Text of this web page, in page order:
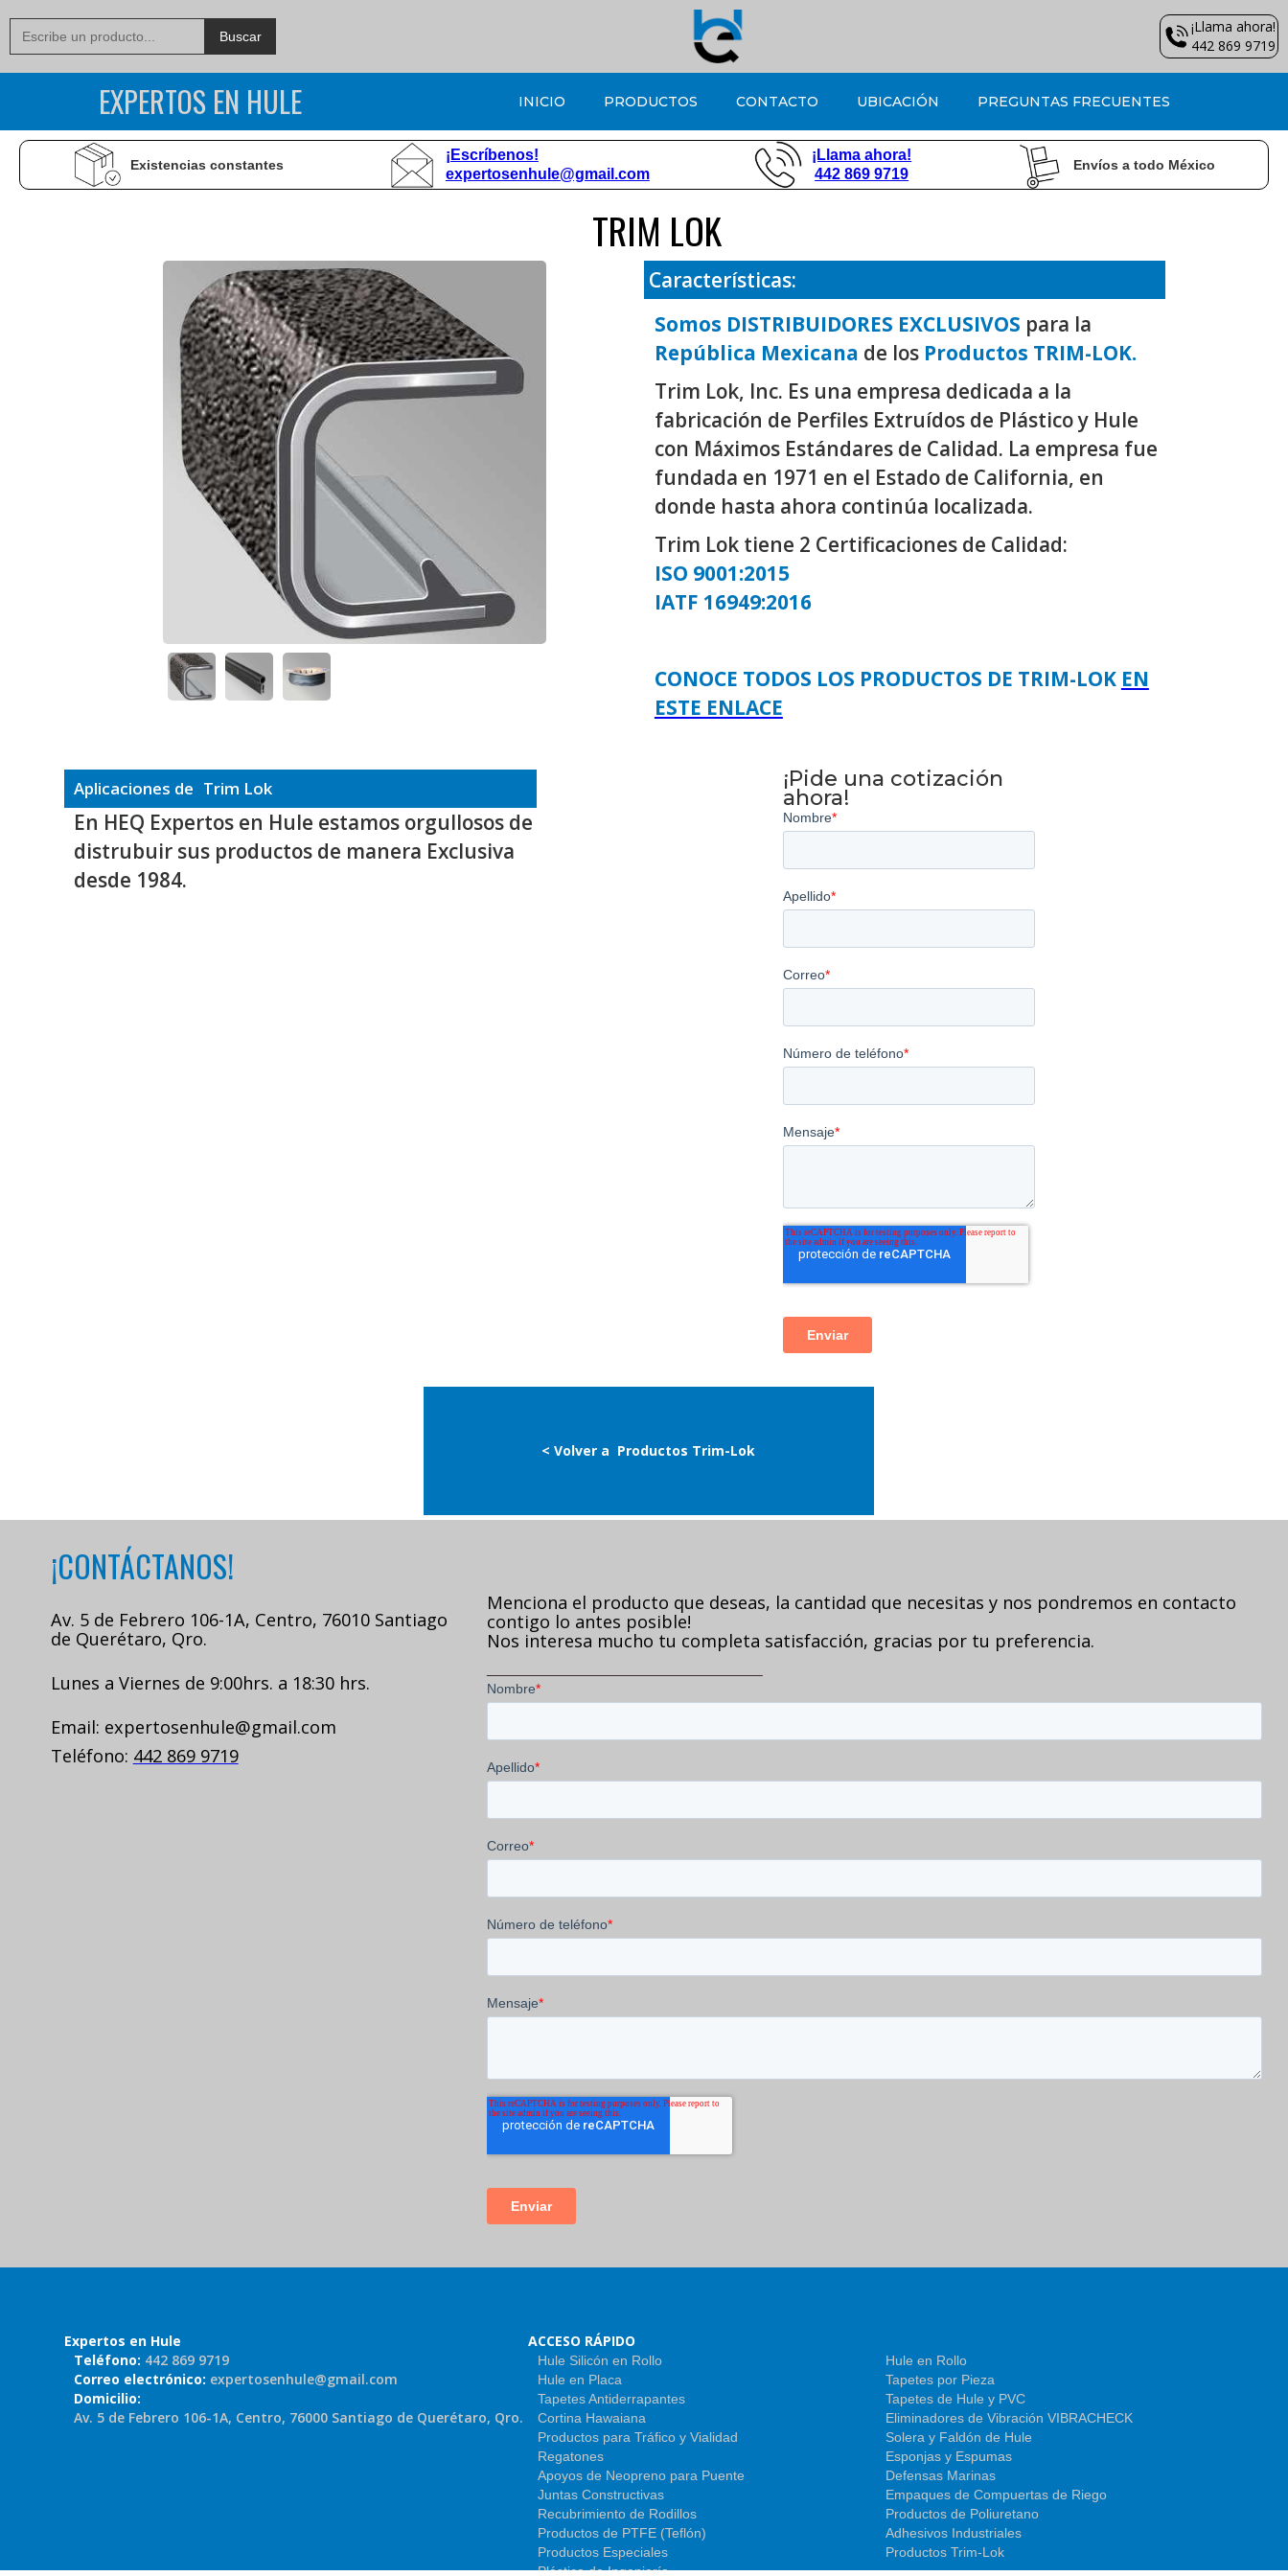
¡Llama ahora!
442 869 9719
EXPERTOS EN HULE INICIO PRODUCTOS CONTACTO UBICACIÓN PREGUNTAS FRECUENTES
Existencias constantes
¡Escríbenos!
expertosenhule@gmail.com
¡Llama ahora!
442 869 9719
Envíos a todo México
TRIM LOK
Características:
Somos DISTRIBUIDORES EXCLUSIVOS para la
República Mexicana de los Productos TRIM-LOK.
Trim Lok, Inc. Es una empresa dedicada a la
fabricación de Perfiles Extruídos de Plástico y Hule
con Máximos Estándares de Calidad. La empresa fue
fundada en 1971 en el Estado de California, en
donde hasta ahora continúa localizada.
Trim Lok tiene 2 Certificaciones de Calidad:
ISO 9001:2015
IATF 16949:2016
CONOCE TODOS LOS PRODUCTOS DE TRIM-LOK EN
ESTE ENLACE
Aplicaciones de Trim Lok
En HEQ Expertos en Hule estamos orgullosos de
distrubuir sus productos de manera Exclusiva
desde 1984.
¡Pide una cotización
ahora!
< Volver a Productos Trim-Lok
¡CONTÁCTANOS!
Av. 5 de Febrero 106-1A, Centro, 76010 Santiago
de Querétaro, Qro.
Lunes a Viernes de 9:00hrs. a 18:30 hrs.
Email: expertosenhule@gmail.com
Teléfono: 442 869 9719
Menciona el producto que deseas, la cantidad que necesitas y nos pondremos en contacto
contigo lo antes posible!
Nos interesa mucho tu completa satisfacción, gracias por tu preferencia.
Expertos en Hule
Teléfono: 442 869 9719
Correo electrónico: expertosenhule@gmail.com
Domicilio:
Av. 5 de Febrero 106-1A, Centro, 76000 Santiago de Querétaro, Qro.
ACCESO RÁPIDO
Hule Silicón en Rollo
Hule en Rollo
Hule en Placa
Tapetes por Pieza
Tapetes Antiderrapantes
Tapetes de Hule y PVC
Cortina Hawaiana
Eliminadores de Vibración VIBRACHECK
Productos para Tráfico y Vialidad
Solera y Faldón de Hule
Regatones
Esponjas y Espumas
Apoyos de Neopreno para Puente
Defensas Marinas
Juntas Constructivas
Empaques de Compuertas de Riego
Recubrimiento de Rodillos
Productos de Poliuretano
Productos de PTFE (Teflón)
Adhesivos Industriales
Productos Especiales
Productos Trim-Lok
Plástico de Ingeniería